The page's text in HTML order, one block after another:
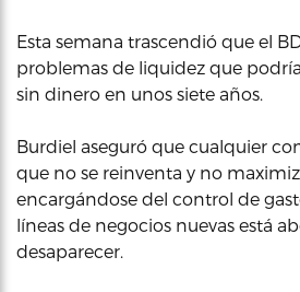
Esta semana trascendió que el
problemas de liquidez que
sin dinero en unos siete años.
Burdiel aseguró que cualquier
que no se reinventa y no
encargándose del control de
líneas de negocios nuevas está
desaparecer.